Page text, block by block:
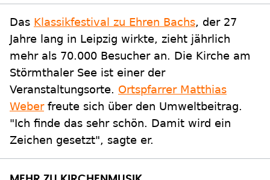
Das Klassikfestival zu Ehren Bachs, der 27
Jahre lang in Leipzig wirkte, zieht jährlich
mehr als 70.000 Besucher an. Die Kirche am
Störmthaler See ist einer der
Veranstaltungsorte. Ortspfarrer Matthias
Weberfreute sich über den Umweltbeitrag.
"Ich finde das sehr schön. Damit wird ein
Zeichen gesetzt", sagte er.